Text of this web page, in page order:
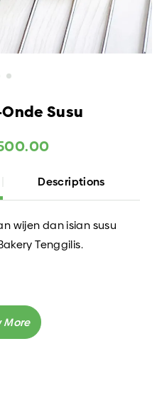
Susu
Descriptions
wijen dan isian susu
Tenggilis.